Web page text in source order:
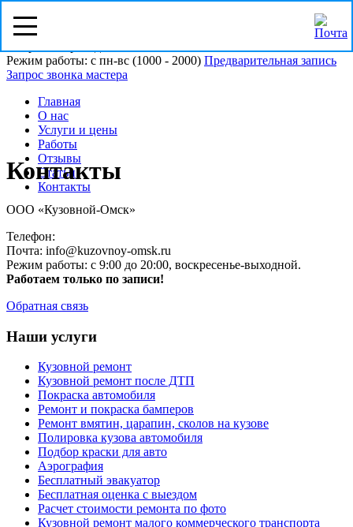
Омск, ул. Пристанционная 21/5
Режим работы: с пн-вс (1000 - 2000) Предварительная запись
Запрос звонка мастера
Главная
О нас
Услуги и цены
Работы
Отзывы
Статьи
Контакты
Контакты
ООО «Кузовной-Омск»
Телефон:
Почта: info@kuzovnoy-omsk.ru
Режим работы: с 9:00 до 20:00, воскресенье-выходной.
Работаем только по записи!
Обратная связь
Наши услуги
Кузовной ремонт
Кузовной ремонт после ДТП
Покраска автомобиля
Ремонт и покраска бамперов
Ремонт вмятин, царапин, сколов на кузове
Полировка кузова автомобиля
Подбор краски для авто
Аэрография
Бесплатный эвакуатор
Бесплатная оценка с выездом
Расчет стоимости ремонта по фото
Кузовной ремонт малого коммерческого транспорта